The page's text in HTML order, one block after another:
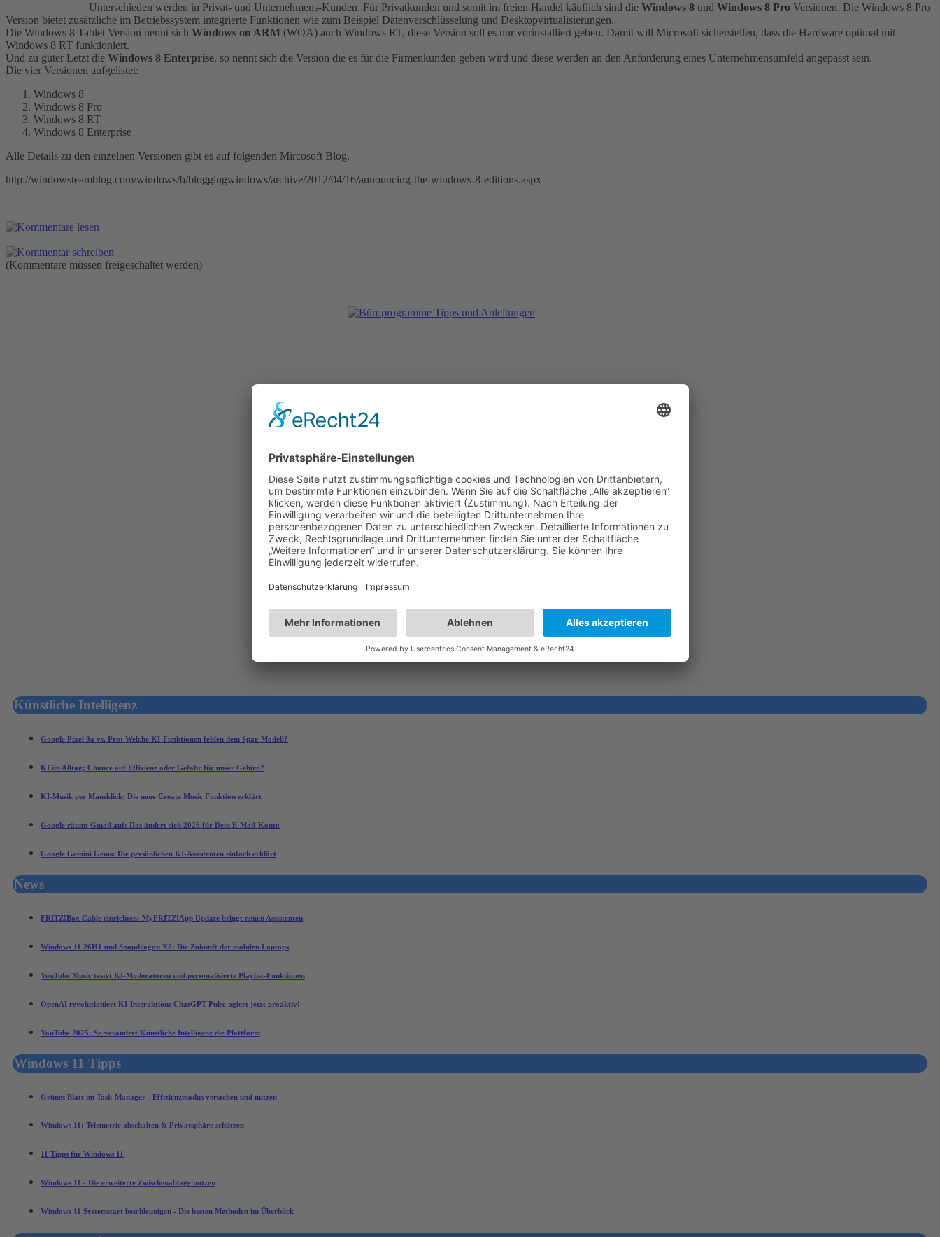
Unterschieden werden in Privat- und Unternehmens-Kunden. Für Privatkunden und somit im freien Handel käuflich sind die Windows 8 und Windows 8 Pro Versionen. Die Windows 8 Pro
Version bietet zusätzliche im Betriebssystem integrierte Funktionen wie zum Beispiel Datenverschlüsselung und Desktopvirtualisierungen.
Die Windows 8 Tablet Version nennt sich Windows on ARM (WOA) auch Windows RT, diese Version soll es nur vorinstalliert geben. Damit will Microsoft sicherstellen, dass die Hardware optimal mit
Windows 8 RT funktioniert.
Und zu guter Letzt die Windows 8 Enterprise, so nennt sich die Version die es für die Firmenkunden geben wird und diese werden an den Anforderung eines Unternehmensumfeld angepasst sein.
Die vier Versionen aufgelistet:
Windows 8
Windows 8 Pro
Windows 8 RT
Windows 8 Enterprise
Alle Details zu den einzelnen Versionen gibt es auf folgenden Mircosoft Blog.
http://windowsteamblog.com/windows/b/bloggingwindows/archive/2012/04/16/announcing-the-windows-8-editions.aspx
(Kommentare müssen freigeschaltet werden)
Anzeige
Künstliche Intelligenz
Google Pixel 9a vs. Pro: Welche KI-Funktionen fehlen dem Spar-Modell?
KI im Alltag: Chance auf Effizienz oder Gefahr für unser Gehirn?
KI-Musik per Mausklick: Die neue Create Music Funktion erklärt
Google räumt Gmail auf: Das ändert sich 2026 für Dein E-Mail-Konto
Google Gemini Gems: Die persönlichen KI-Assistenten einfach erklärt
News
FRITZ!Box Cable einrichten: MyFRITZ!App Update bringt neuen Assistenten
Windows 11 26H1 und Snapdragon X2: Die Zukunft der mobilen Laptops
YouTube Music testet KI-Moderatoren und personalisierte Playlist-Funktionen
OpenAI revolutioniert KI-Interaktion: ChatGPT Pulse agiert jetzt proaktiv!
YouTube 2025: So verändert Künstliche Intelligenz die Plattform
Windows 11 Tipps
Grünes Blatt im Task-Manager - Effizienzmodus verstehen und nutzen
Windows 11: Telemetrie abschalten & Privatsphäre schützen
11 Tipps für Windows 11
Windows 11 - Die erweiterte Zwischenablage nutzen
Windows 11 Systemstart beschleunigen - Die besten Methoden im Überblick